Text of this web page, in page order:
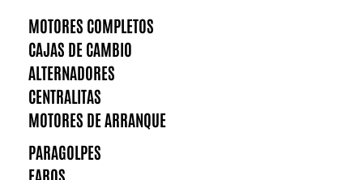
MOTORES COMPLETOS
CAJAS DE CAMBIO
ALTERNADORES
CENTRALITAS
MOTORES DE ARRANQUE
PARAGOLPES
FAROS